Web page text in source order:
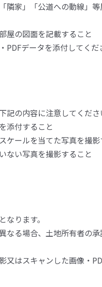
隣家」「公道への動線」
屋の図面を記載すること
データを添付してくだ
の内容に注意してくださ
添付すること
ケールを当てた写真を撮影
ない写真を撮影すること
ります。
る場合、土地所有者の承
又はスキャンした画像・